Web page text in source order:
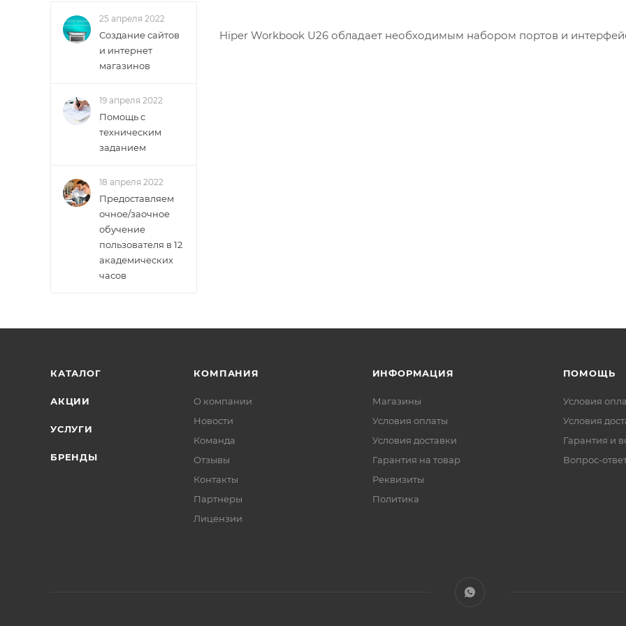
Hiper Workbook U26 обладает необходимым набором портов и
25 апреля 2022
Создание сайтов
и интернет
магазинов
19 апреля 2022
Помощь с
техническим
заданием
18 апреля 2022
Предоставляем
очное/заочное
обучение
пользователя в 12
академических
часов
КАТАЛОГ
АКЦИИ
УСЛУГИ
БРЕНДЫ
КОМПАНИЯ
О компании
Новости
Команда
Отзывы
Контакты
Партнеры
Лицензии
ИНФОРМАЦИЯ
Магазины
Условия оплаты
Условия доставки
Гарантия на товар
Реквизиты
Политика
ПОМОЩЬ
Условия
Условия
Гарантия и
Вопрос-